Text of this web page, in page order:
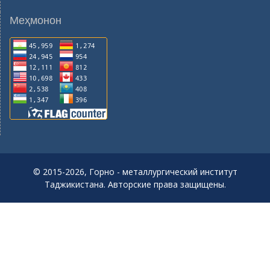
Меҳмонон
© 2015-2026, Горно - металлургический институт
Таджикистана. Авторские права защищены.